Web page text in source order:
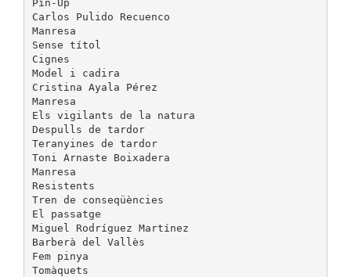
Pin-Up
Carlos Pulido Recuenco
Manresa
Sense títol
Cignes
Model i cadira
Cristina Ayala Pérez
Manresa
Els vigilants de la natura
Despulls de tardor
Teranyines de tardor
Toni Arnaste Boixadera
Manresa
Resistents
Tren de conseqüències
El passatge
Miguel Rodríguez Martínez
Barberà del Vallès
Fem pinya
Tomàquets